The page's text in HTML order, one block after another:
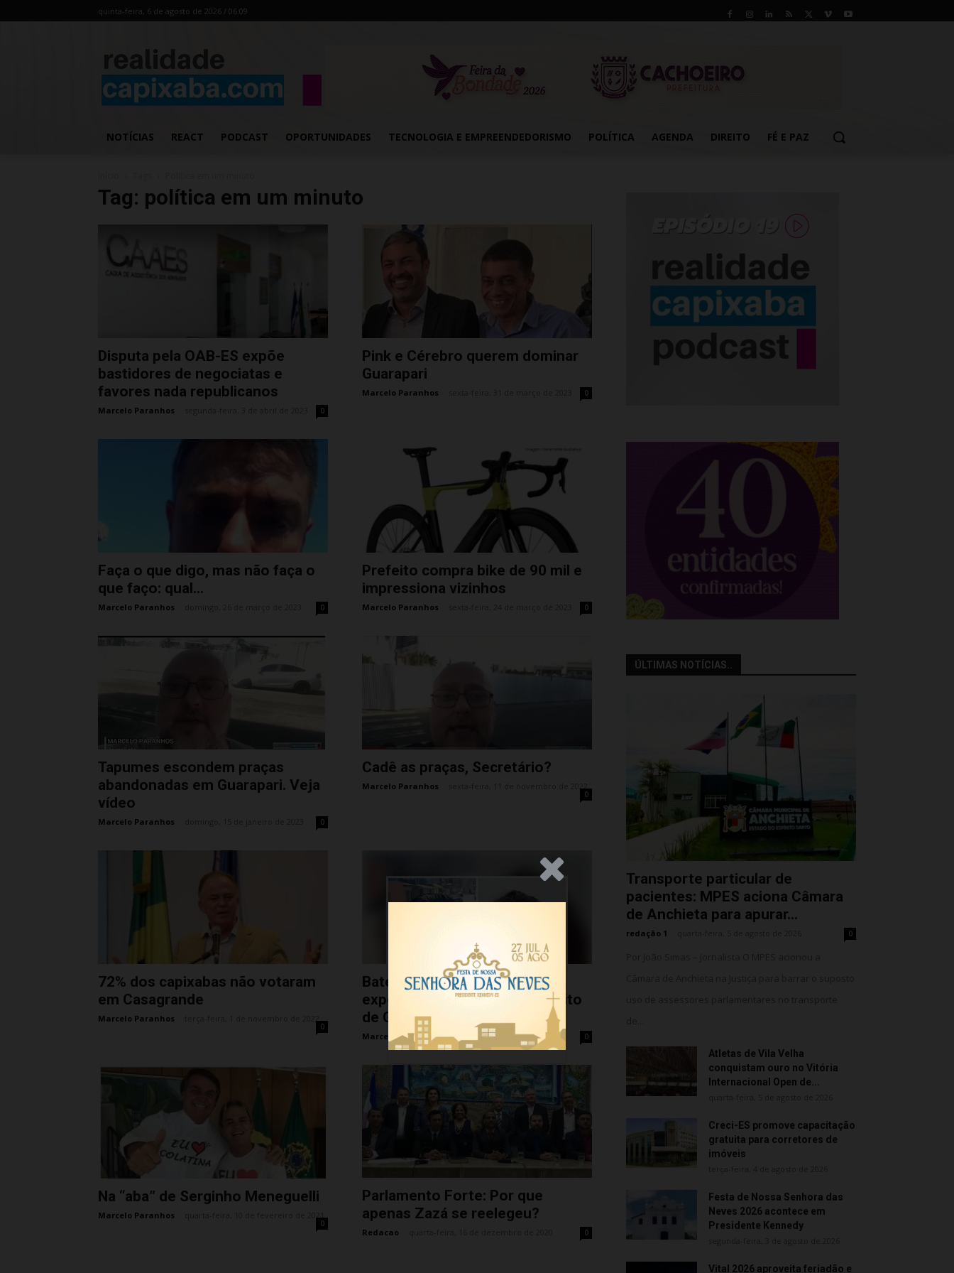
quinta-feira, 6 de agosto de 2026 / 06:09
NOTÍCIAS REACT PODCAST OPORTUNIDADES TECNOLOGIA E EMPREENDEDORISMO POLÍTICA AGENDA DIREITO FÉ E PAZ
Tag: política em um minuto
Disputa pela OAB-ES expõe
bastidores de negociatas e
favores nada republicanos
Marcelo Paranhos 0
Pink e Cérebro querem dominar
Guarapari
Marcelo Paranhos 0
Faça o que digo, mas não faça o
que faço: qual...
Marcelo Paranhos 0
Prefeito compra bike de 90 mil e
impressiona vizinhos
Marcelo Paranhos 0
Tapumes escondem praças
abandonadas em Guarapari. Veja
vídeo
Marcelo Paranhos 0
Cadê as praças, Secretário?
Marcelo Paranhos sexta-feira, 11 de novembro de 2022
0
72% dos capixabas não votaram
em Casagrande
Marcelo Paranhos terça-feira, 1 de novembro de 2022
0
Bate-boca entre vereadores
expõe racha na base do prefeito
de Guarapari....
Marcelo Paranhos - quarta-feira, 7 de abril de 2021 0
Na “aba” de Serginho Meneguelli
Marcelo Paranhos quarta-feira, 10 de fevereiro de 2021
0
Parlamento Forte: Por que
apenas Zazá se reelegeu?
Redacao 0
ÚLTIMAS NOTÍCIAS..
Transporte particular de
pacientes: MPES aciona Câmara
de Anchieta para apurar...
redação 1 0
Atletas de Vila Velha
conquistam ouro no Vitória
Internacional Open de...
Creci-ES promove capacitação
gratuita para corretores de
imóveis
Festa de Nossa Senhora das
Neves 2026 acontece em
Presidente Kennedy
Vital 2026 aproveita feriadão e